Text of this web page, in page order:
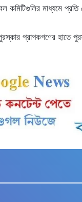
মাধ্যমে প্রতি
প্রাপকগণের হাতে